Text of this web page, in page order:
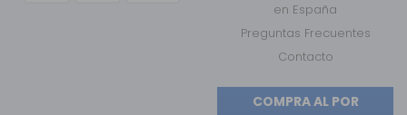
en España
Preguntas Frecuentes
Contacto
COMPRA AL POR